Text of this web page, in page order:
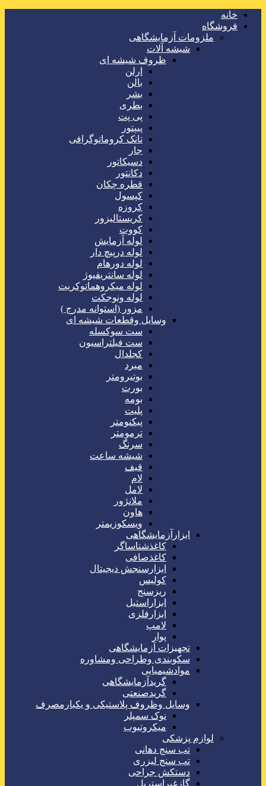
خانه
فروشگاه
ملزومات آزمایشگاهی
شیشه آلات
ظروف شیشه ای
ارلن
بالن
بشر
بطری
پی پت
پیپتور
تانک کروماتوگرافی
جار
دسیکاتور
دکانتور
قطره چکان
کپسول
کروزه
کریستالیزور
کووت
لوله آزمایش
لوله درپیچ دار
لوله دورهام
لوله سانتریفیوژ
لوله میکروهماتوکریت
لوله ونوجکت
مزور (استوانه مدرج )
وسایل وقطعات شیشه ای
ست سوکسله
ست فیلتراسیون
کجلدال
مبرد
بوتیرومتر
بورت
بومه
پلیت
پیکنومتر
ترمومتر
سرنگ
شیشه ساعت
قیف
لام
لامل
ملانژور
هاون
ویسکوزیمتر
ابزارآزمایشگاهی
کاغذشناساگر
کاغذصافی
ابزارسنجش دیجیتال
کولیس
ریزسنج
ابزاراستیل
ابزارفلزی
لامپ
پوار
تجهیزات آزمایشگاهی
سکوبندی وطراحی ومشاوره
موادشیمیایی
گریدآزمایشگاهی
گریدصنعتی
وسایل وظروف پلاستیکی و یکبارمصرف
نوک سمپلر
میکروتیوب
لوازم پزشکی
تب سنج دهانی
تب سنج لیزری
دستکش جراحی
گازغیراستریل